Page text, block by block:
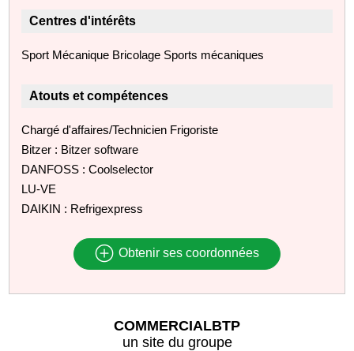
Centres d'intérêts
Sport Mécanique Bricolage Sports mécaniques
Atouts et compétences
Chargé d'affaires/Technicien Frigoriste
Bitzer : Bitzer software
DANFOSS : Coolselector
LU-VE
DAIKIN : Refrigexpress
Obtenir ses coordonnées
COMMERCIALBTP
un site du groupe